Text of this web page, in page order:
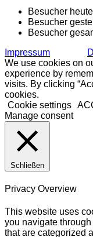
Besucher
Besucher
Besucher
Impressum
We use cookies on
experience by
visits. By clicking
cookies.
Cookie settings
Manage consent
Schließen
Privacy Overview
This website uses
you navigate
that are categorized